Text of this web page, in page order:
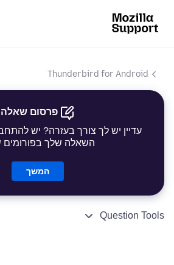
Thunderbird for Android
פרסום שאלה
עדיין יש לך צורך בעזרה? יש
השאלה שלך בפורומים
המשך
Question Tools